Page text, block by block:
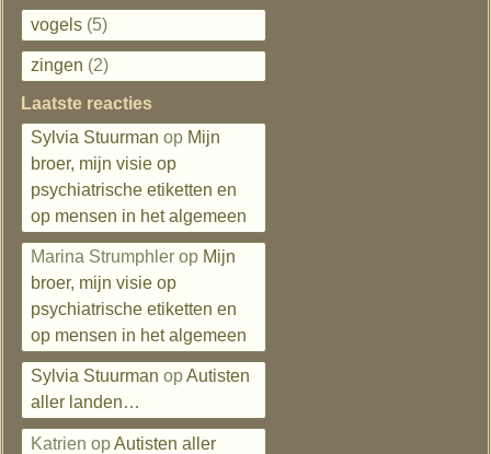
vogels (5)
zingen (2)
Laatste reacties
Sylvia Stuurman op Mijn
broer, mijn visie op
psychiatrische etiketten en
op mensen in het algemeen
Marina Strumphler op Mijn
broer, mijn visie op
psychiatrische etiketten en
op mensen in het algemeen
Sylvia Stuurman opAutisten
aller landen…
Katrien opAutisten aller